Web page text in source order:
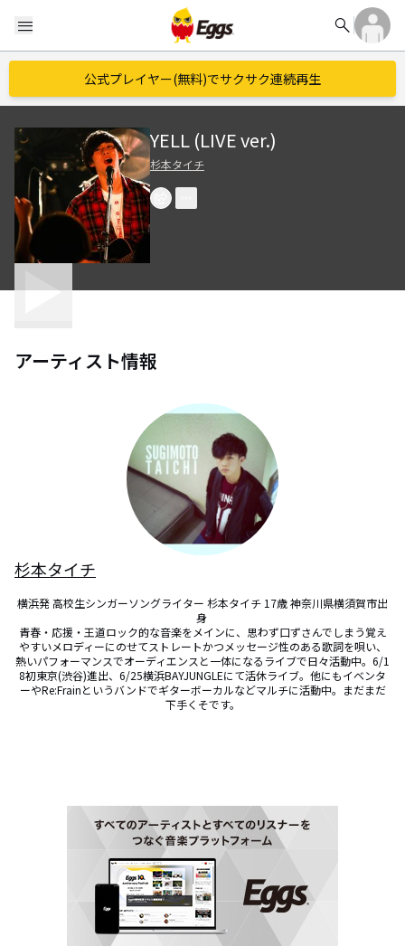
menu search
公式プレイヤー(無料)でサクサク連続再生
YELL (LIVE ver.)
杉本タイチ
アーティスト情報
杉本タイチ
横浜発 高校生シンガーソングライター 杉本タイチ 17歳 神奈川県横須賀市出
身
青春・応援・王道ロック的な音楽をメインに、思わず口ずさんでしまう覚え
やすいメロディーにのせてストレートかつメッセージ性のある歌詞を唄い、
熱いパフォーマンスでオーディエンスと一体になるライブで日々活動中。6/1
8初東京(渋谷)進出、6/25横浜BAYJUNGLEにて活休ライブ。他にもイベンタ
ーやRe:Frainというバンドでギターボーカルなどマルチに活動中。まだまだ
下手くそです。